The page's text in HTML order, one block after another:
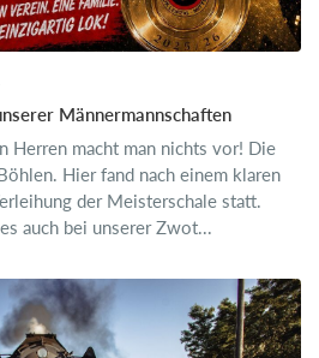
Männermannschaften
Herren macht man nichts vor! Die
Hier fand nach einem klaren
der Meisterschale statt.
auch bei unserer Zwot...